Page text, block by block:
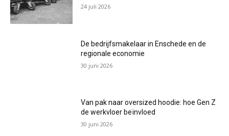
24 juli 2026
De bedrijfsmakelaar in Enschede en de
regionale economie
30 juni 2026
Van pak naar oversized hoodie: hoe Gen Z
de werkvloer beïnvloed
30 juni 2026